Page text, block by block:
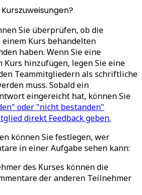
Sie überprüfen, ob die
Kurs behandelten
haben. Wenn Sie eine
Kurs hinzufügen, legen Sie eine
Teammitgliedern als schriftliche
muss. Sobald ein
eingereicht hat, können Sie
oder "nicht bestanden"
direkt Feedback geben.
können Sie festlegen, wer
in einer Aufgabe sehen kann:
des Kurses können die
der anderen Teilnehmer